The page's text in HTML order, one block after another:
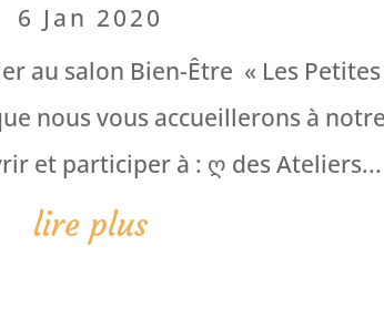
6 Jan 2020
au salon Bien-Être « Les
nous vous accueillerons à
et participer à : ღ des Ateliers...
lire plus